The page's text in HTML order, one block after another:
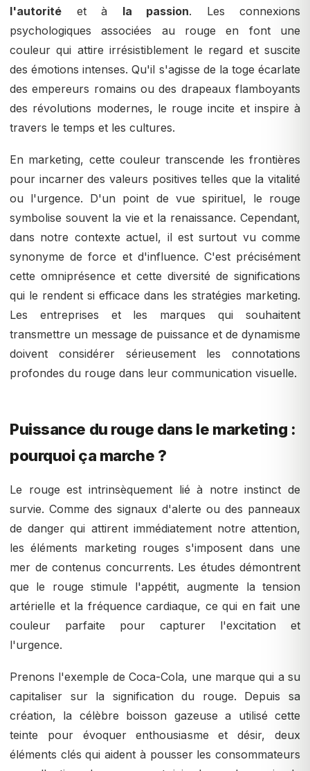
l'autorité et à la passion. Les connexions
psychologiques associées au rouge en font une
couleur qui attire irrésistiblement le regard et suscite
des émotions intenses. Qu'il s'agisse de la toge écarlate
des empereurs romains ou des drapeaux flamboyants
des révolutions modernes, le rouge incite et inspire à
travers le temps et les cultures.
En marketing, cette couleur transcende les frontières
pour incarner des valeurs positives telles que la vitalité
ou l'urgence. D'un point de vue spirituel, le rouge
symbolise souvent la vie et la renaissance. Cependant,
dans notre contexte actuel, il est surtout vu comme
synonyme de force et d'influence. C'est précisément
cette omniprésence et cette diversité de significations
qui le rendent si efficace dans les stratégies marketing.
Les entreprises et les marques qui souhaitent
transmettre un message de puissance et de dynamisme
doivent considérer sérieusement les connotations
profondes du rouge dans leur communication visuelle.
Puissance du rouge dans le marketing :
pourquoi ça marche ?
Le rouge est intrinsèquement lié à notre instinct de
survie. Comme des signaux d'alerte ou des panneaux
de danger qui attirent immédiatement notre attention,
les éléments marketing rouges s'imposent dans une
mer de contenus concurrents. Les études démontrent
que le rouge stimule l'appétit, augmente la tension
artérielle et la fréquence cardiaque, ce qui en fait une
couleur parfaite pour capturer l'excitation et
l'urgence.
Prenons l'exemple de Coca-Cola, une marque qui a su
capitaliser sur la signification du rouge. Depuis sa
création, la célèbre boisson gazeuse a utilisé cette
teinte pour évoquer enthousiasme et désir, deux
éléments clés qui aident à pousser les consommateurs